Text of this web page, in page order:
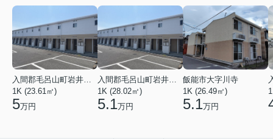
1K (23.61㎡)
5万円
1K (28.02㎡)
5.1万円
飯能市大字川寺
1K (26.49㎡)
5.1万円